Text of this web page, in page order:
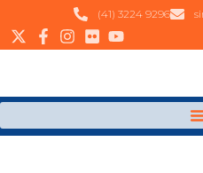
(41) 3224 9296